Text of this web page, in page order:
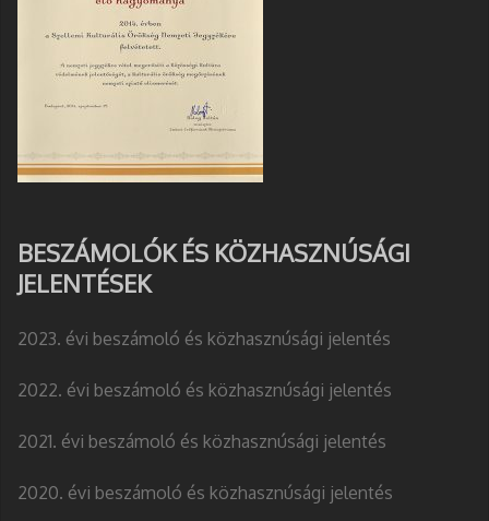
BESZÁMOLÓK ÉS KÖZHASZNÚSÁGI
JELENTÉSEK
2023. évi beszámoló és közhasznúsági jelentés
2022. évi beszámoló és közhasznúsági jelentés
2021. évi beszámoló és közhasznúsági jelentés
2020. évi beszámoló és közhasznúsági jelentés